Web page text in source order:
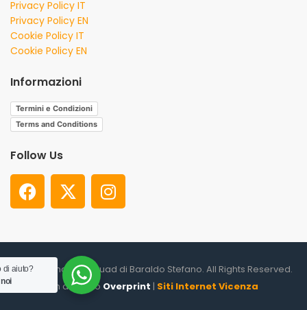
Privacy Policy IT
Privacy Policy EN
Cookie Policy IT
Cookie Policy EN
Informazioni
Termini e Condizioni
Terms and Conditions
Follow Us
© 2026. Shooter Squad di Baraldo Stefano. All Rights Reserved.
un altro sito Overprint | Siti Internet Vicenza
di aiuto?